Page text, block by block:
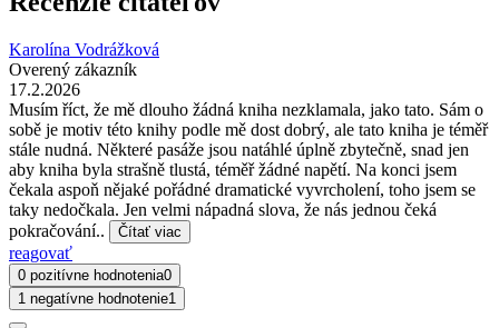
Karolína Vodrážková
Overený zákazník
17.2.2026
Musím říct, že mě dlouho žádná kniha nezklamala, jako tato. Sám o
sobě je motiv této knihy podle mě dost dobrý, ale tato kniha je téměř
stále nudná. Některé pasáže jsou natáhlé úplně zbytečně, snad jen
aby kniha byla strašně tlustá, téměř žádné napětí. Na konci jsem
čekala aspoň nějaké pořádné dramatické vyvrcholení, toho jsem se
taky nedočkala. Jen velmi nápadná slova, že nás jednou čeká
pokračování..
Čítať viac
reagovať
0 pozitívne hodnotenia0
1 negatívne hodnotenie1